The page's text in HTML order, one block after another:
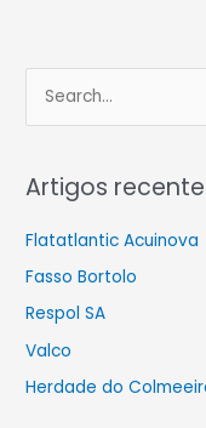
e
r
c
r
:
Artigos
Flatatlantic Acuinova
Fasso Bortolo
Respol SA
Valco
Herdade do